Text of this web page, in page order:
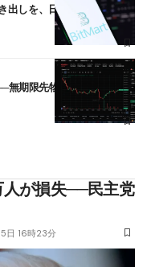
しを、日本人利用者も対
無期限先物を生んだ11年に
人が損失──民主党
日 16時23分